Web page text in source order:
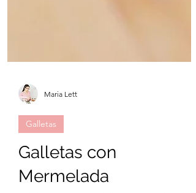
Maria Lett
Galletas
Galletas con